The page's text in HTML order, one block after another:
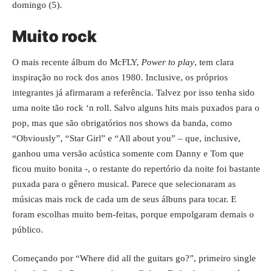
domingo (5).
Muito rock
O mais recente álbum do McFLY, Power to play, tem clara
inspiração no rock dos anos 1980. Inclusive, os próprios
integrantes já afirmaram a referência. Talvez por isso tenha sido
uma noite tão rock ‘n roll. Salvo alguns hits mais puxados para o
pop, mas que são obrigatórios nos shows da banda, como
“Obviously”, “Star Girl” e “All about you” – que, inclusive,
ganhou uma versão acústica somente com Danny e Tom que
ficou muito bonita -, o restante do repertório da noite foi bastante
puxada para o gênero musical. Parece que selecionaram as
músicas mais rock de cada um de seus álbuns para tocar. E
foram escolhas muito bem-feitas, porque empolgaram demais o
público.
Começando por “Where did all the guitars go?”, primeiro single